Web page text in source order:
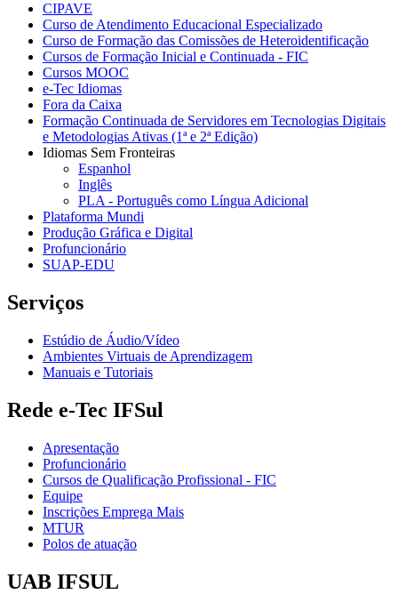
CIPAVE
Curso de Atendimento Educacional Especializado
Curso de Formação das Comissões de Heteroidentificação
Cursos de Formação Inicial e Continuada - FIC
Cursos MOOC
e-Tec Idiomas
Fora da Caixa
Formação Continuada de Servidores em Tecnologias Digitais
e Metodologias Ativas (1ª e 2ª Edição)
Idiomas Sem Fronteiras
Espanhol
Inglês
PLA - Português como Língua Adicional
Plataforma Mundi
Produção Gráfica e Digital
Profuncionário
SUAP-EDU
Serviços
Estúdio de Áudio/Vídeo
Ambientes Virtuais de Aprendizagem
Manuais e Tutoriais
Rede e-Tec IFSul
Apresentação
Profuncionário
Cursos de Qualificação Profissional - FIC
Equipe
Inscrições Emprega Mais
MTUR
Polos de atuação
UAB IFSUL